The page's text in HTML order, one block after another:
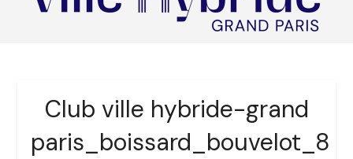
Club ville hybride-grand
paris_boissard_bouvelot_8